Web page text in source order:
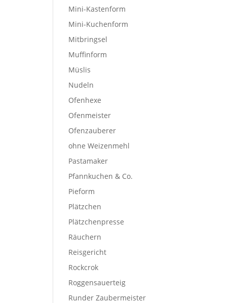
Mini-Kastenform
Mini-Kuchenform
Mitbringsel
Muffinform
Müslis
Nudeln
Ofenhexe
Ofenmeister
Ofenzauberer
ohne Weizenmehl
Pastamaker
Pfannkuchen & Co.
Pieform
Plätzchen
Plätzchenpresse
Räuchern
Reisgericht
Rockcrok
Roggensauerteig
Runder Zaubermeister